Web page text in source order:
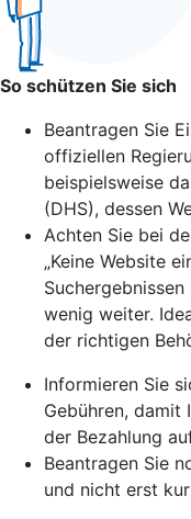
So schützen Sie sich
Beantragen Sie
offiziellen
beispielsweise
(DHS), dessen
Achten Sie bei
„Keine Website
wenig weiter.
der richtigen
Informieren Sie
Gebühren, damit
der Bezahlung
Beantragen Sie
und nicht erst